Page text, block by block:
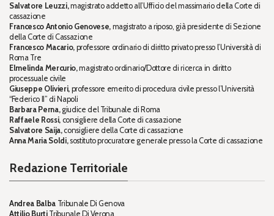
Salvatore Leuzzi,magistrato addetto all’Ufficio del massimario della Corte di
cassazione
Francesco Antonio Genovese, magistrato a riposo, già presidente di Sezione
della Corte di Cassazione
Francesco Macario,professore ordinario di diritto privato presso l’Università di
Roma Tre
Elmelinda Mercurio,magistrato ordinario/Dottore di ricerca in diritto
processuale civile
Giuseppe Olivieri,professore emerito di procedura civile presso l’Università
“Federico II” di Napoli
Barbara Perna,giudice del Tribunale di Roma
Raffaele Rossi, consigliere della Corte di cassazione
Salvatore Saija,consigliere della Corte di cassazione
Anna Maria Soldi,sostituto procuratore generale presso la Corte di cassazione
Redazione Territoriale
Andrea BalbaTribunale Di Genova
Attilio BurtiTribunale Di Verona